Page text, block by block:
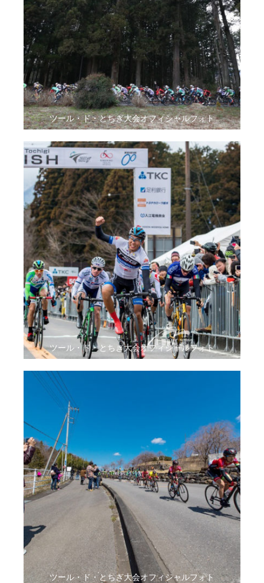
ツール・ド・とちぎ大会オフィシャルフォト
ツール・ド・とちぎ大会オフィシャルフォト
ツール・ド・とちぎ大会オフィシャルフォト